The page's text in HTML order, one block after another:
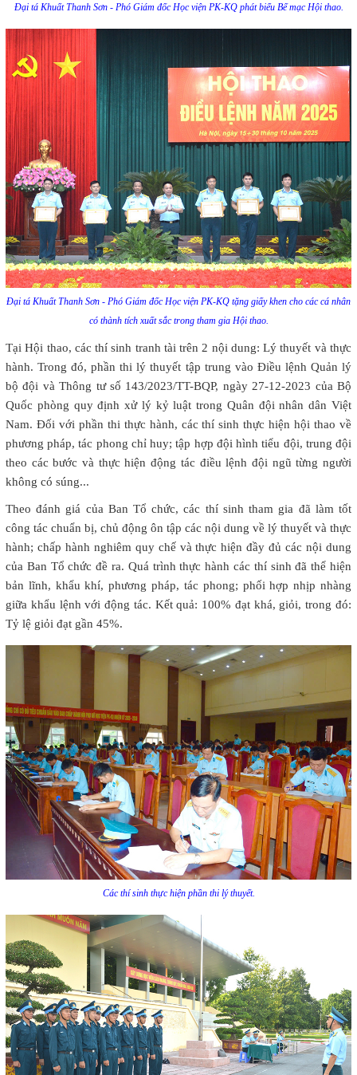
Đại tá Khuất Thanh Sơn - Phó Giám đốc Học viện PK-KQ phát biểu Bế mạc Hội thao.
Đại tá Khuất Thanh Sơn - Phó Giám đốc Học viện PK-KQ tặng giấy khen cho các cá nhân
có thành tích xuất sắc trong tham gia Hội thao.
Tại Hội thao, các thí sinh tranh tài trên 2 nội dung: Lý thuyết và thực
hành. Trong đó, phần thi lý thuyết tập trung vào Điều lệnh Quản lý
bộ đội và Thông tư số 143/2023/TT-BQP, ngày 27-12-2023 của Bộ
Quốc phòng quy định xử lý kỷ luật trong Quân đội nhân dân Việt
Nam. Đối với phần thi thực hành, các thí sinh thực hiện hội thao về
phương pháp, tác phong chỉ huy; tập hợp đội hình tiểu đội, trung đội
theo các bước và thực hiện động tác điều lệnh đội ngũ từng người
không có súng...
Theo đánh giá của Ban Tổ chức, các thí sinh tham gia đã làm tốt
công tác chuẩn bị, chủ động ôn tập các nội dung về lý thuyết và thực
hành; chấp hành nghiêm quy chế và thực hiện đầy đủ các nội dung
của Ban Tổ chức đề ra. Quá trình thực hành các thí sinh đã thể hiện
bản lĩnh, khẩu khí, phương pháp, tác phong; phối hợp nhịp nhàng
giữa khẩu lệnh với động tác. Kết quả: 100% đạt khá, giỏi, trong đó:
Tỷ lệ giỏi đạt gần 45%.
Các thí sinh thực hiện phần thi lý thuyết.